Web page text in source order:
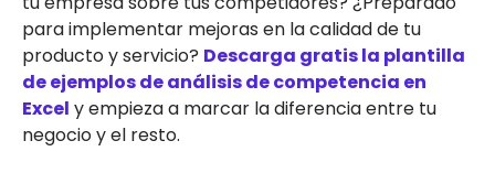
para implementar mejoras en la calidad de tu
producto y servicio? Descarga gratis la plantilla
de ejemplos de análisis de competencia en
Excel y empieza a marcar la diferencia entre tu
negocio y el resto.